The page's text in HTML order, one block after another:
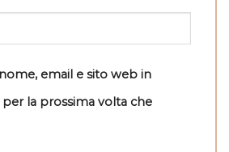
email e sito web in
la prossima volta che